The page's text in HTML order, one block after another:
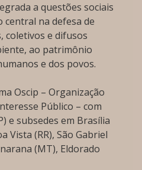
a questões sociais
central na defesa de
coletivos e difusos
ao patrimônio
e dos povos.
Oscip – Organização
Público – com
e subsedes em Brasília
Vista (RR), São Gabriel
(MT), Eldorado